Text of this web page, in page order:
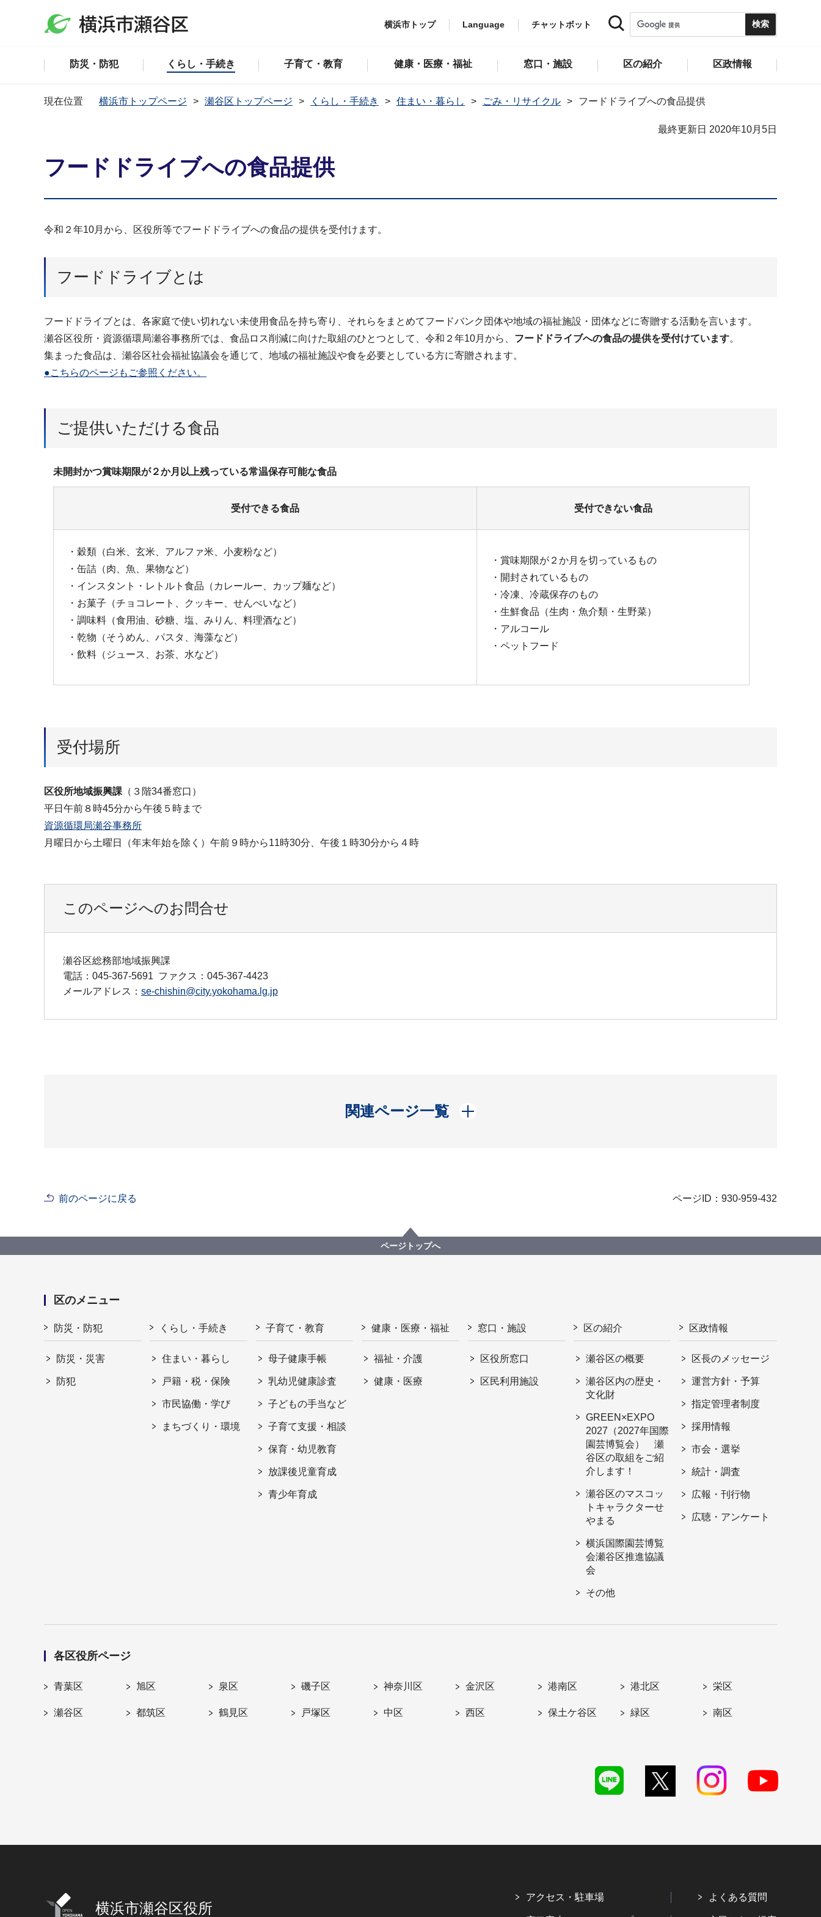
横浜市トップ Language チャットボット
防災・防犯 くらし・手続き 子育て・教育 健康・医療・福祉 窓口・施設 区の紹介 区政情報
現在位置 横浜市トップページ 瀬谷区トップページ くらし・手続き 住まい・暮らし ごみ・リサイクル フードドライブへの食品提供
最終更新日 2020年10月5日
フードドライブへの食品提供
令和２年10月から、区役所等でフードドライブへの食品の提供を受付けます。
フードドライブとは
フードドライブとは、各家庭で使い切れない未使用食品を持ち寄り、それらをまとめてフードバンク団体や地域の福祉施設・団体などに寄贈する活動を言います。
瀬谷区役所・資源循環局瀬谷事務所では、食品ロス削減に向けた取組のひとつとして、令和２年10月から、 フードドライブへの食品の提供を受付けています。
集まった食品は、瀬谷区社会福祉協議会を通じて、地域の福祉施設や食を必要としている方に寄贈されます。
●こちらのページもご参照ください。
ご提供いただける食品
未開封かつ賞味期限が２か月以上残っている常温保存可能な食品
受付できる食品 受付できない食品
・穀類（白米、玄米、アルファ米、小麦粉など）
・缶詰（肉、魚、果物など）
・インスタント・レトルト食品（カレールー、カップ麺など）
・お菓子（チョコレート、クッキー、せんべいなど）
・調味料（食用油、砂糖、塩、みりん、料理酒など）
・乾物（そうめん、パスタ、海藻など）
・飲料（ジュース、お茶、水など）
・賞味期限が２か月を切っているもの
・開封されているもの
・冷凍、冷蔵保存のもの
・生鮮食品（生肉・魚介類・生野菜）
・アルコール
・ペットフード
受付場所
区役所地域振興課 （３階34番窓口）
平日午前８時45分から午後５時まで
資源循環局瀬谷事務所
月曜日から土曜日（年末年始を除く）午前９時から11時30分、午後１時30分から４時
このページへのお問合せ
瀬谷区総務部地域振興課
電話：045-367-5691 ファクス：045-367-4423
メールアドレス： se-chishin@city.yokohama.lg.jp
関連ページ一覧
開く
前のページに戻る ページID：930-959-432
ページトップへ
区のメニュー
防災・防犯
防災・災害
防犯
くらし・手続き
住まい・暮らし
戸籍・税・保険
市民協働・学び
まちづくり・環境
子育て・教育
母子健康手帳
乳幼児健康診査
子どもの手当など
子育て支援・相談
保育・幼児教育
放課後児童育成
青少年育成
健康・医療・福祉
福祉・介護
健康・医療
窓口・施設
区役所窓口
区民利用施設
区の紹介
瀬谷区の概要
瀬谷区内の歴史・
文化財
GREEN×EXPO
2027（2027年国際
園芸博覧会） 瀬
谷区の取組をご紹
介します！
瀬谷区のマスコッ
トキャラクターせ
やまる
横浜国際園芸博覧
会瀬谷区推進協議
会
その他
区政情報
区長のメッセージ
運営方針・予算
指定管理者制度
採用情報
市会・選挙
統計・調査
広報・刊行物
広聴・アンケート
各区役所ページ
青葉区 旭区 泉区 磯子区 神奈川区 金沢区 港南区 港北区 栄区
瀬谷区 都筑区 鶴見区 戸塚区 中区 西区 保土ケ谷区 緑区 南区
横浜市瀬谷区役所
アクセス・駐車場 よくある質問